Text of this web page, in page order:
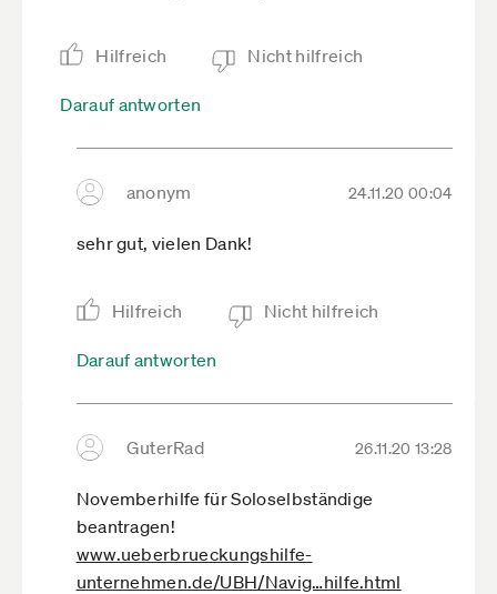
Hilfreich Nicht hilfreich
Darauf antworten
anonym 24.11.20 00:04
sehr gut, vielen Dank!
Hilfreich Nicht hilfreich
Darauf antworten
GuterRad 26.11.20 13:28
Novemberhilfe für Soloselbständige
beantragen!
www.ueberbrueckungshilfe-
unternehmen.de­/UBH/Navig­…hilfe.html